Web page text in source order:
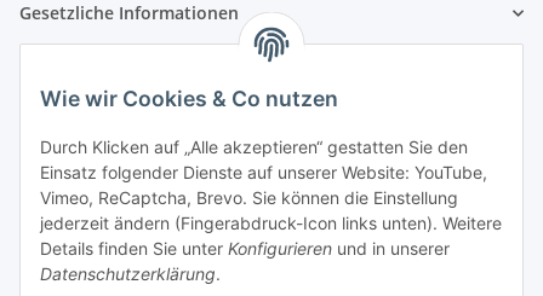
Wie wir Cookies & Co nutzen
Durch Klicken auf „Alle akzeptieren“ gestatten Sie den
Einsatz folgender Dienste auf unserer Website: YouTube,
Vimeo, ReCaptcha, Brevo. Sie können die Einstellung
jederzeit ändern (Fingerabdruck-Icon links unten). Weitere
Details finden Sie unter Konfigurieren und in unserer
Datenschutzerklärung.
Gesetzliche Informationen